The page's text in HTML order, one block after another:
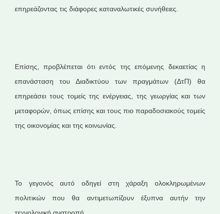
επηρεάζοντας τις διάφορες καταναλωτικές συνήθειες.
Επίσης, προβλέπεται ότι εντός της επόμενης δεκαετίας η
επανάσταση του Διαδικτύου των πραγμάτων (ΔτΠ) θα
επηρεάσει τους τομείς της ενέργειας, της γεωργίας και των
μεταφορών, όπως επίσης και τους πιο παραδοσιακούς τομείς
της οικονομίας και της κοινωνίας.
Το γεγονός αυτό οδηγεί στη χάραξη ολοκληρωμένων
πολιτικών που θα αντιμετωπίζουν έξυπνα αυτήν την